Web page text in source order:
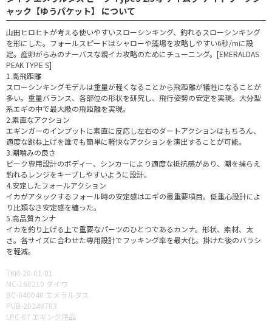
ャック【ゆうパケット】 について
山田ヒロヒトが考える使いやすいスローシンキング、釣れるスローシンキング
を形にした。フォールスピードはシャローや藻場を攻略しやすい6秒/mに設
定。産卵がらみのナーバスな親イカ攻略のためにチューニング。[EMERALDAS
PEAK TYPE S]
1.高飛距離
スローシンキングモデルは重量が軽くなることから飛距離が犠牲になることが
多い。重量バランス、各部位の形状を研究し、飛行姿勢の安定を実現。大分型
系エギの中で最大級の飛距離を実現。
2.素直なアクション
エギンガーのインプットに素直に反応し左右のダートアクションはもちろん、
適度な跳ね上げを誰でも簡単に軽快なアクションを演出することが可能。
3.潮噛みの良さ
ピーク専用設計のボディー、シンカーにより適度な抵抗感があり、潮を捕らえ
釣れるレンジをキープしやすいように設計。
4.安定したフォールアクション
イカがアタックするフォール時の安定感はエギの最重要項目。低重心設計によ
り比類なき安定感を纏った。
5.高品質カンナ
イカを釣り上げる上で重要なパーツのひとつであるカンナ。形状、素材、太
さ。各サイズに合わせた専用設計でフッキング率を最大化。掛けた後のバラシ
を軽減。
TKM-20-01-01
MC-160210 ダイワ
BC-040040 エメラルダス
PUB-20240703
LPC-07 エギング用品